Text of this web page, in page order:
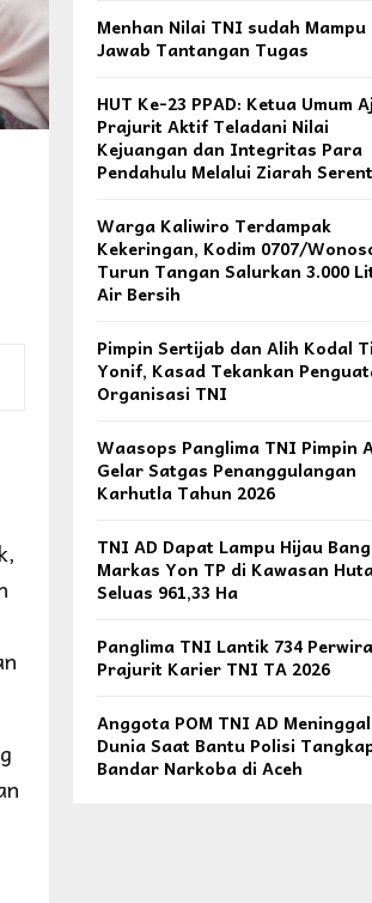
Menhan Nilai TNI sudah Mampu
Jawab Tantangan Tugas
HUT Ke-23 PPAD: Ketua Umum
Prajurit Aktif Teladani Nilai
Kejuangan dan Integritas Para
Pendahulu Melalui Ziarah
Warga Kaliwiro Terdampak
Kekeringan, Kodim 0707/
Turun Tangan Salurkan 3.000
Air Bersih
Pimpin Sertijab dan Alih Kodal
Yonif, Kasad Tekankan
Organisasi TNI
Waasops Panglima TNI Pimpin
Gelar Satgas Penanggulangan
Karhutla Tahun 2026
TNI AD Dapat Lampu Hijau
Markas Yon TP di Kawasan
Seluas 961,33 Ha
Panglima TNI Lantik 734 Perwira
Prajurit Karier TNI TA 2026
Anggota POM TNI AD Meninggal
Dunia Saat Bantu Polisi
Bandar Narkoba di Aceh